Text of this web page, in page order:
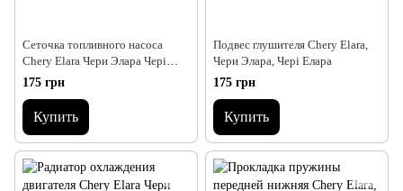
Сеточка топливного насоса
Chery Elara Чери Элара Чері
Елара
175 грн
Купить
Подвес глушителя Chery Elara,
Чери Элара, Чері Елара
175 грн
Купить